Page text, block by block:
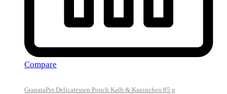
Compare
GranataPet Delicatessen Pouch Kalb & Kaninchen 85 g